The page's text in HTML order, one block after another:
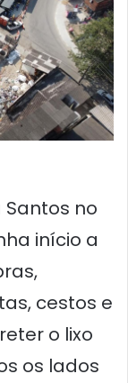
no
início a
cestos e
o lixo
os lados